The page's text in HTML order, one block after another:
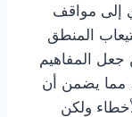
إلى مواقف
المنطق
جعل المفاهيم
مما يضمن أن
ولكن